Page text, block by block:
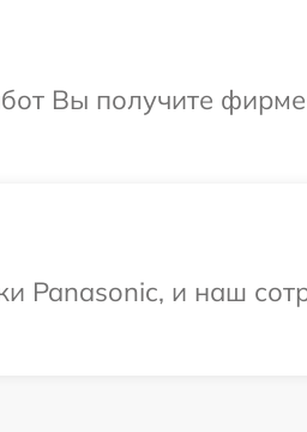
Вы получите
Panasonic, и наш